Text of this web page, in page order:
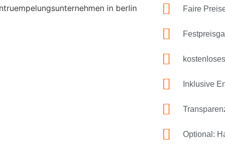
Faire
Inklusive
Optional: